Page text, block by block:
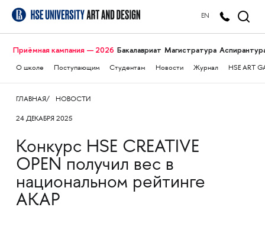
EN
Приёмная кампания — 2026 Бакалавриат Магистратура
О школе Поступающим Студентам Новости Журнал HSE ART
ГЛАВНАЯ НОВОСТИ
24 ДЕКАБРЯ 2025
Конкурс HSE CREATIVE
OPEN получил вес в
национальном рейтинге
АКАР